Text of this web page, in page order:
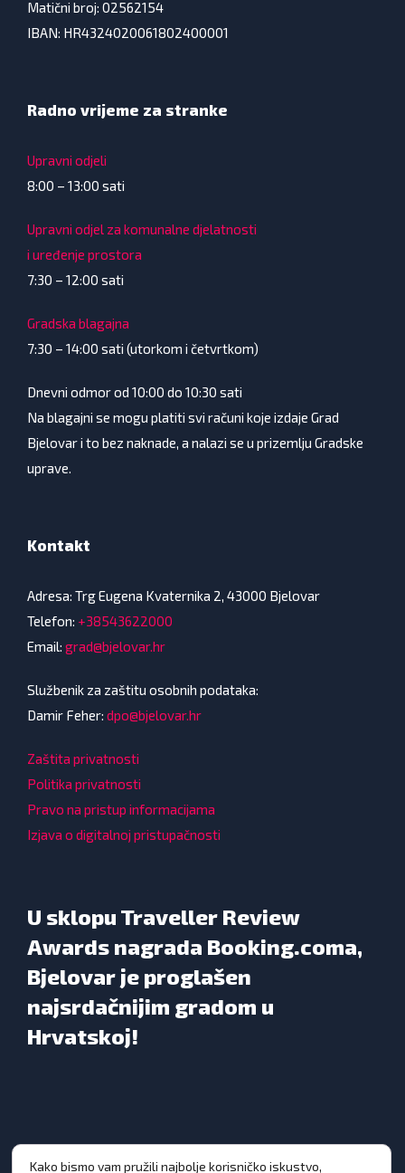
Matični broj: 02562154
IBAN: HR4324020061802400001
Radno vrijeme za stranke
Upravni odjeli
8:00 – 13:00 sati
Upravni odjel za komunalne djelatnosti
i uređenje prostora
7:30 – 12:00 sati
Gradska blagajna
7:30 – 14:00 sati (utorkom i četvrtkom)
Dnevni odmor od 10:00 do 10:30 sati
Na blagajni se mogu platiti svi računi koje izdaje Grad
Bjelovar i to bez naknade, a nalazi se u prizemlju Gradske
uprave.
Kontakt
Adresa: Trg Eugena Kvaternika 2, 43000 Bjelovar
Telefon: +38543622000
Email: grad@bjelovar.hr
Službenik za zaštitu osobnih podataka:
Damir Feher: dpo@bjelovar.hr
Zaštita privatnosti
Politika privatnosti
Pravo na pristup informacijama
Izjava o digitalnoj pristupačnosti
U sklopu Traveller Review
Awards nagrada Booking.coma,
Bjelovar je proglašen
najsrdačnijim gradom u
Hrvatskoj!
Kako bismo vam pružili najbolje korisničko iskustvo,